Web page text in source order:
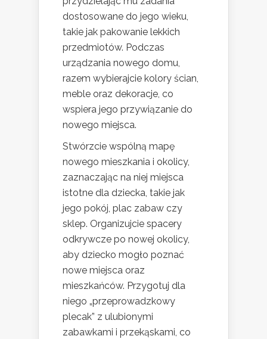
dostosowane do jego wieku,
takie jak pakowanie lekkich
przedmiotów. Podczas
urządzania nowego domu,
razem wybierajcie kolory ścian,
meble oraz dekoracje, co
wspiera jego przywiązanie do
nowego miejsca.
Stwórzcie wspólną mapę
nowego mieszkania i okolicy,
zaznaczając na niej miejsca
istotne dla dziecka, takie jak
jego pokój, plac zabaw czy
sklep. Organizujcie spacery
odkrywcze po nowej okolicy,
aby dziecko mogło poznać
nowe miejsca oraz
mieszkańców. Przygotuj dla
niego „przeprowadzkowy
plecak” z ulubionymi
zabawkami i przekąskami, co